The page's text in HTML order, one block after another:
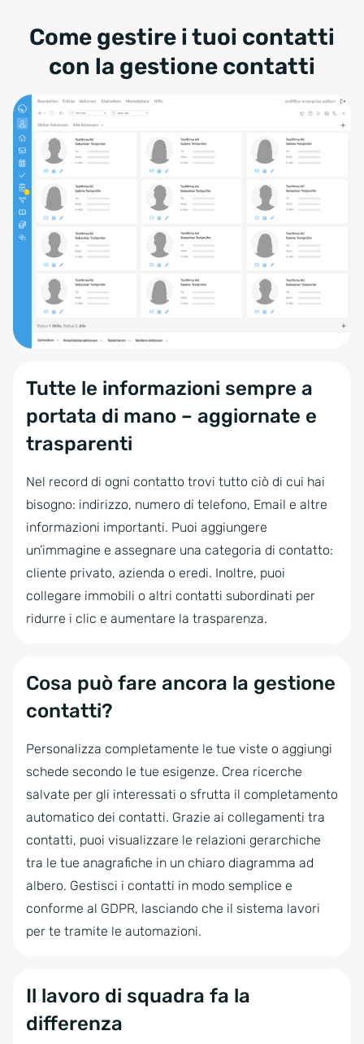
Come gestire i tuoi contatti
con la gestione contatti
Tutte le informazioni sempre a
portata di mano – aggiornate e
trasparenti
Nel record di ogni contatto trovi tutto ciò di cui hai
bisogno: indirizzo, numero di telefono, Email e altre
informazioni importanti. Puoi aggiungere
un’immagine e assegnare una categoria di contatto:
cliente privato, azienda o eredi. Inoltre, puoi
collegare immobili o altri contatti subordinati per
ridurre i clic e aumentare la trasparenza.
Cosa può fare ancora la gestione
contatti?
Personalizza completamente le tue viste o aggiungi
schede secondo le tue esigenze. Crea ricerche
salvate per gli interessati o sfrutta il completamento
automatico dei contatti. Grazie ai collegamenti tra
contatti, puoi visualizzare le relazioni gerarchiche
tra le tue anagrafiche in un chiaro diagramma ad
albero. Gestisci i contatti in modo semplice e
conforme al GDPR, lasciando che il sistema lavori
per te tramite le automazioni.
Il lavoro di squadra fa la
differenza